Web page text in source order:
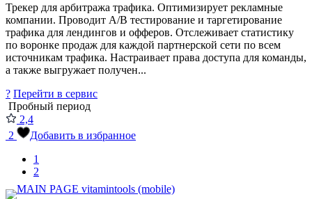
Трекер для арбитража трафика. Оптимизирует рекламные
компании. Проводит А/В тестирование и таргетирование
трафика для лендингов и офферов. Отслеживает статистику
по воронке продаж для каждой партнерской сети по всем
источникам трафика. Настраивает права доступа для команды,
а также выгружает получен...
? Перейти в сервис
Пробный период
2,4
2
Добавить в избранное
1
2